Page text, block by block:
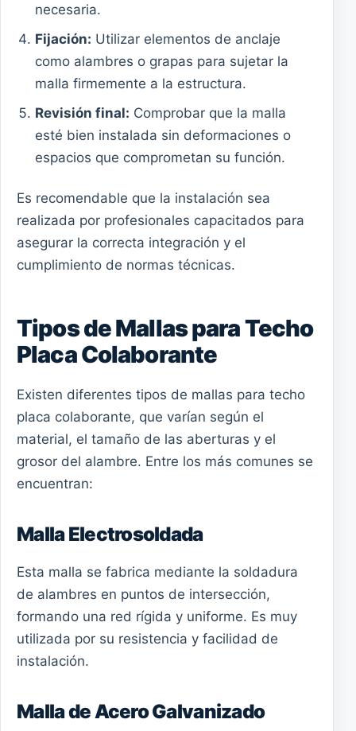
necesaria.
Fijación: Utilizar elementos de anclaje
como alambres o grapas para sujetar la
malla firmemente a la estructura.
Revisión final: Comprobar que la malla
esté bien instalada sin deformaciones o
espacios que comprometan su función.
Es recomendable que la instalación sea
realizada por profesionales capacitados para
asegurar la correcta integración y el
cumplimiento de normas técnicas.
Tipos de Mallas para Techo
Placa Colaborante
Existen diferentes tipos de mallas para techo
placa colaborante, que varían según el
material, el tamaño de las aberturas y el
grosor del alambre. Entre los más comunes se
encuentran:
Malla Electrosoldada
Esta malla se fabrica mediante la soldadura
de alambres en puntos de intersección,
formando una red rígida y uniforme. Es muy
utilizada por su resistencia y facilidad de
instalación.
Malla de Acero Galvanizado